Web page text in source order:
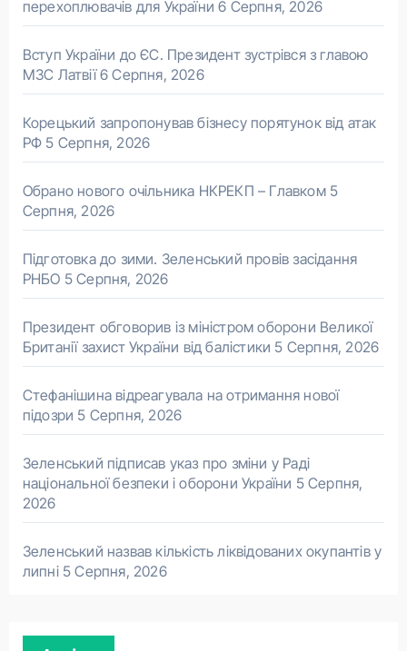
перехоплювачів для України 6 Серпня, 2026
Вступ України до ЄС. Президент зустрівся з главою
МЗС Латвії 6 Серпня, 2026
Корецький запропонував бізнесу порятунок від атак
РФ 5 Серпня, 2026
Обрано нового очільника НКРЕКП – Главком 5
Серпня, 2026
Підготовка до зими. Зеленський провів засідання
РНБО 5 Серпня, 2026
Президент обговорив із міністром оборони Великої
Британії захист України від балістики 5 Серпня, 2026
Стефанішина відреагувала на отримання нової
підозри 5 Серпня, 2026
Зеленський підписав указ про зміни у Раді
національної безпеки і оборони України 5 Серпня,
2026
Зеленський назвав кількість ліквідованих окупантів у
липні 5 Серпня, 2026